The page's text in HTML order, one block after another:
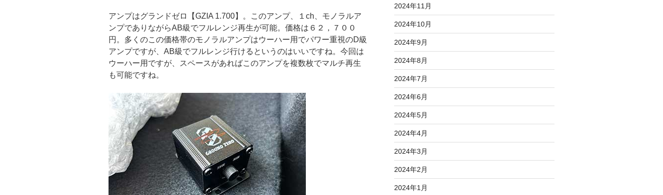
アンプはグランドゼロ【GZIA 1.700】。このアンプ、１ch、モノラルア
ンプでありながらAB級でフルレンジ再生が可能。価格は６２，７００
円。多くのこの価格帯のモノラルアンプはウーハー用でパワー重視のD級
アンプですが、AB級でフルレンジ行けるというのはいいですね。今回は
ウーハー用ですが、スペースがあればこのアンプを複数枚でマルチ再生
も可能ですね。
2024年11月
2024年10月
2024年9月
2024年8月
2024年7月
2024年6月
2024年5月
2024年4月
2024年3月
2024年2月
2024年1月